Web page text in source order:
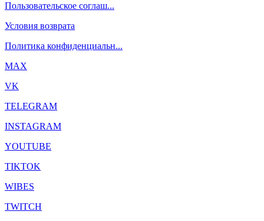
Пользовательское соглаш...
Условия возврата
Политика конфиденциальн...
MAX
VK
TELEGRAM
INSTAGRAM
YOUTUBE
TIKTOK
WIBES
TWITCH